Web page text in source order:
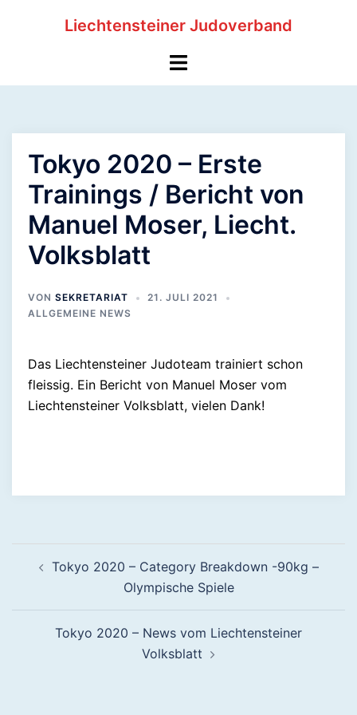
Liechtensteiner Judoverband
Menü
Tokyo 2020 – Erste
Trainings / Bericht von
Manuel Moser, Liecht.
Volksblatt
VON SEKRETARIAT
21. JULI 2021
ALLGEMEINE NEWS
Das Liechtensteiner Judoteam trainiert schon
fleissig. Ein Bericht von Manuel Moser vom
Liechtensteiner Volksblatt, vielen Dank!
Tokyo 2020 – Category Breakdown -90kg –
Olympische Spiele
Tokyo 2020 – News vom Liechtensteiner
Volksblatt